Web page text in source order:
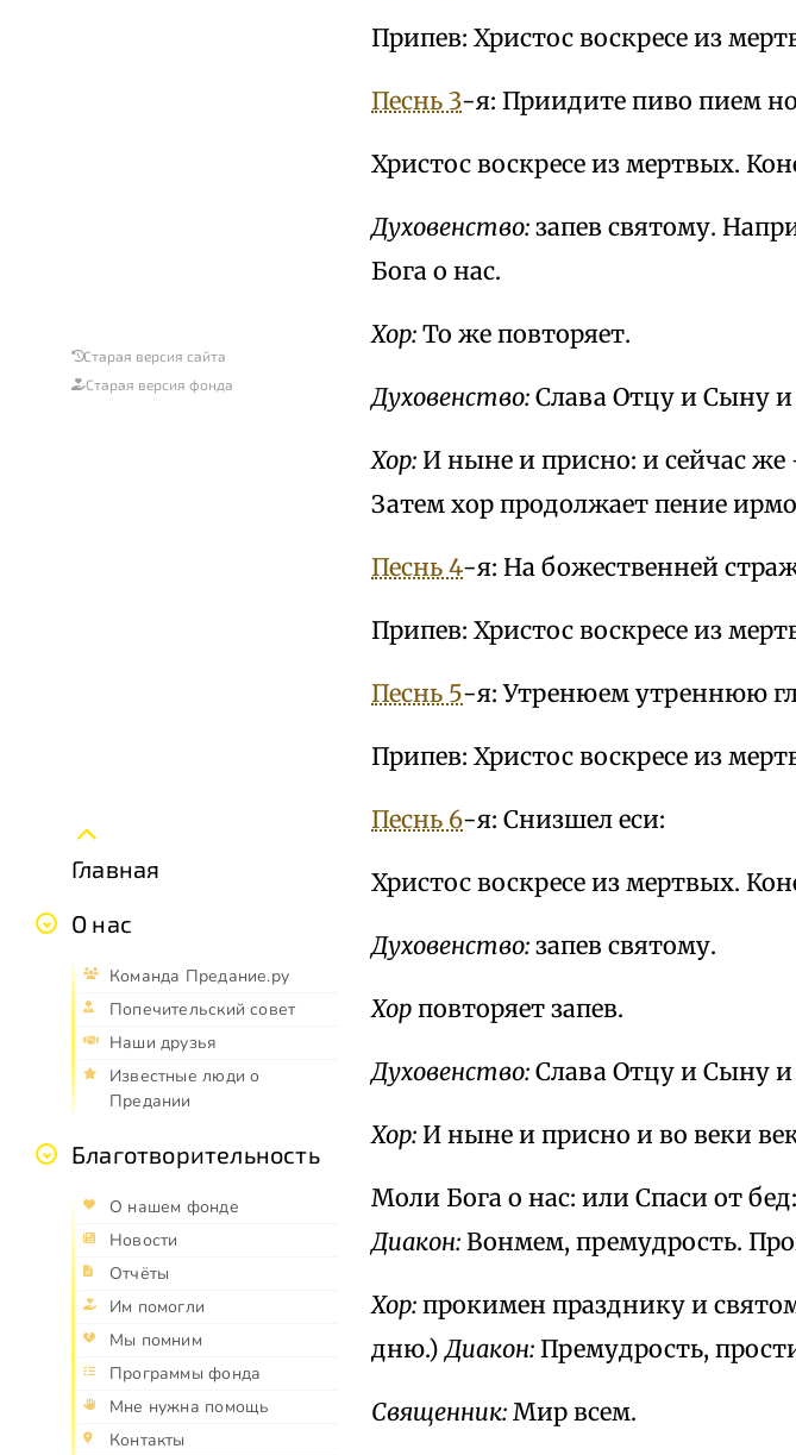
Старая версия сайта
Старая версия фонда
Главная
О нас
Команда Предание.ру
Попечительский совет
Наши друзья
Известные люди о
Предании
Благотворительность
О нашем фонде
Новости
Отчёты
Им помогли
Мы помним
Программы фонда
Мне нужна помощь
Контакты
Припев: Христос воскресе из
Песнь 3-я: Приидите пиво пием
Христос воскресе из мертвых.
Духовенство: запев святому.
Бога о нас.
Хор: То же повторяет.
Духовенство: Слава Отцу и Сыну
Хор: И ныне и присно: и сейчас
Затем хор продолжает пение
Песнь 4-я: На божественней
Припев: Христос воскресе из
Песнь 5-я: Утренюем утреннюю
Припев: Христос воскресе из
Песнь 6-я: Снизшел еси:
Христос воскресе из мертвых.
Духовенство: запев святому.
Хор повторяет запев.
Духовенство: Слава Отцу и Сыну
Хор: И ныне и присно и во веки
Моли Бога о нас: или Спаси от
Диакон: Вонмем, премудрость.
Хор: прокимен празднику и
дню.) Диакон: Премудрость,
Священник: Мир всем.